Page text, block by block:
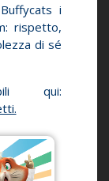
i
rispetto,
di sé
qui: